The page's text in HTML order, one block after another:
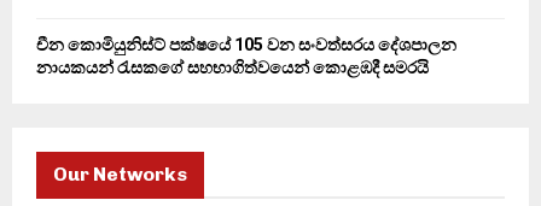
චීන කොමියුනිස්ට් පක්ෂයේ 105 වන සංවත්සරය දේශපාලන
නායකයන් රැසකගේ සහභාගිත්වයෙන් කොළඹදී සමරයි
Our Networks